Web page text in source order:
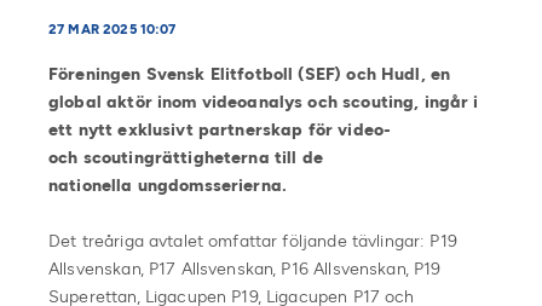
27 MAR 2025 10:07
Föreningen Svensk Elitfotboll (SEF) och Hudl, en
global aktör inom videoanalys och scouting, ingår i
ett nytt exklusivt partnerskap för video-
och scoutingrättigheterna till de
nationella ungdomsserierna.
Det treåriga avtalet omfattar följande tävlingar: P19
Allsvenskan, P17 Allsvenskan, P16 Allsvenskan, P19
Superettan, Ligacupen P19, Ligacupen P17 och